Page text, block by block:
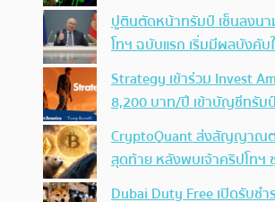
ปูตินตัดหน้าทรัมป์ เซ็นลงน
โทฯ ฉบับแรก เริ่มมีผลบังคับ
Strategy เข้าร่วม Invest
8,200 บาท/ปี เข้าบัญชีทรั
CryptoQuant ส่งสัญญาณต
สุดท้าย หลังพบเจ้าคริปโทฯ
Dubai Duty Free เปิดรับชำ